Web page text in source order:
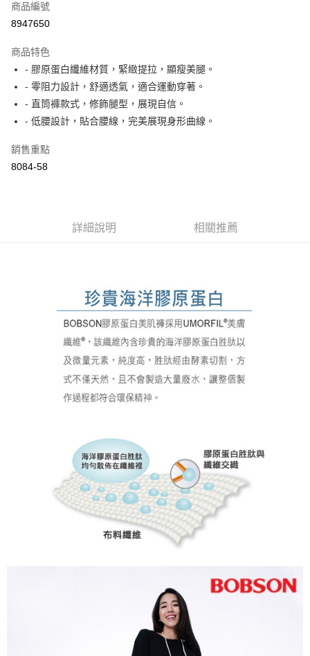
Apple Pay
運送方式
付款後全家取貨
每筆NT$60，滿NT$1,000(含以上)免運費
商品編號
8947650
商品特色
- 膠原蛋白纖維材質，緊緻提拉，顯瘦美腿。
- 零阻力設計，舒適透氣，適合運動穿著。
- 直筒褲款式，修飾腿型，展現自信。
- 低腰設計，貼合腰線，完美展現身形曲線。
銷售重點
8084-58
詳細說明 相關推薦